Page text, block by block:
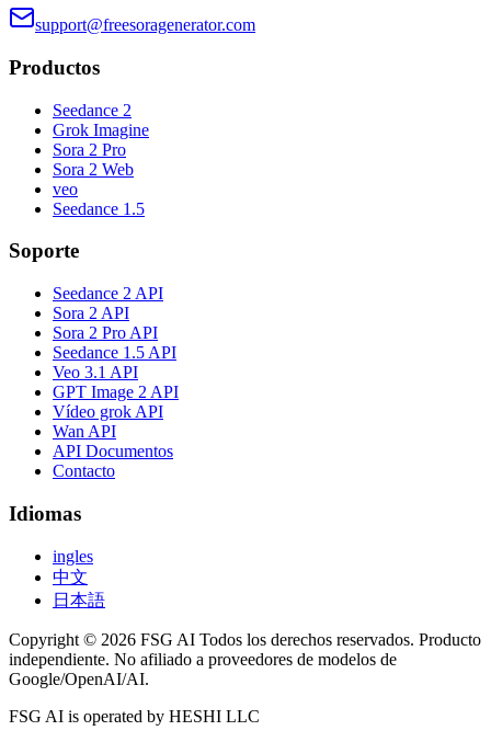
support@freesoragenerator.com
Productos
Seedance 2
Grok Imagine
Sora 2 Pro
Sora 2 Web
veo
Seedance 1.5
Soporte
Seedance 2 API
Sora 2 API
Sora 2 Pro API
Seedance 1.5 API
Veo 3.1 API
GPT Image 2 API
Vídeo grok API
Wan API
API Documentos
Contacto
Idiomas
ingles
中文
日本語
Copyright © 2026 FSG AI Todos los derechos reservados. Producto
independiente. No afiliado a proveedores de modelos de
Google/OpenAI/AI.
FSG AI is operated by HESHI LLC